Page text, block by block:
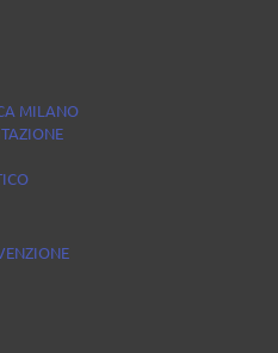
MILANO